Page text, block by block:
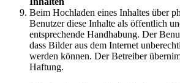
Beim Hochladen eines Inhaltes über
Benutzer diese Inhalte als öffentlich
entsprechende Handhabung. Der
dass Bilder aus dem Internet
werden können. Der Betreiber
Haftung.